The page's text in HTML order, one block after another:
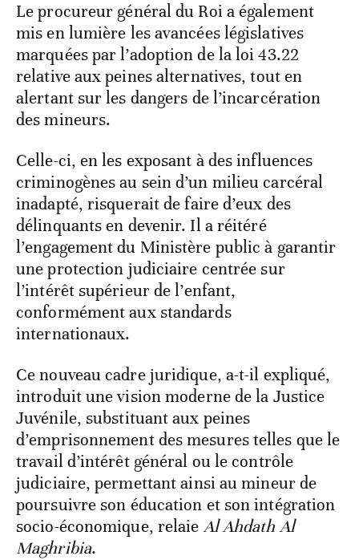
Le procureur général du Roi a également
mis en lumière les avancées législatives
marquées par l’adoption de la loi 43.22
relative aux peines alternatives, tout en
alertant sur les dangers de l’incarcération
des mineurs.
Celle-ci, en les exposant à des influences
criminogènes au sein d’un milieu carcéral
inadapté, risquerait de faire d’eux des
délinquants en devenir. Il a réitéré
l’engagement du Ministère public à garantir
une protection judiciaire centrée sur
l’intérêt supérieur de l’enfant,
conformément aux standards
internationaux.
Ce nouveau cadre juridique, a-t-il expliqué,
introduit une vision moderne de la Justice
Juvénile, substituant aux peines
d’emprisonnement des mesures telles que le
travail d’intérêt général ou le contrôle
judiciaire, permettant ainsi au mineur de
poursuivre son éducation et son intégration
socio-économique, relaieAl Ahdath Al
Maghribia.